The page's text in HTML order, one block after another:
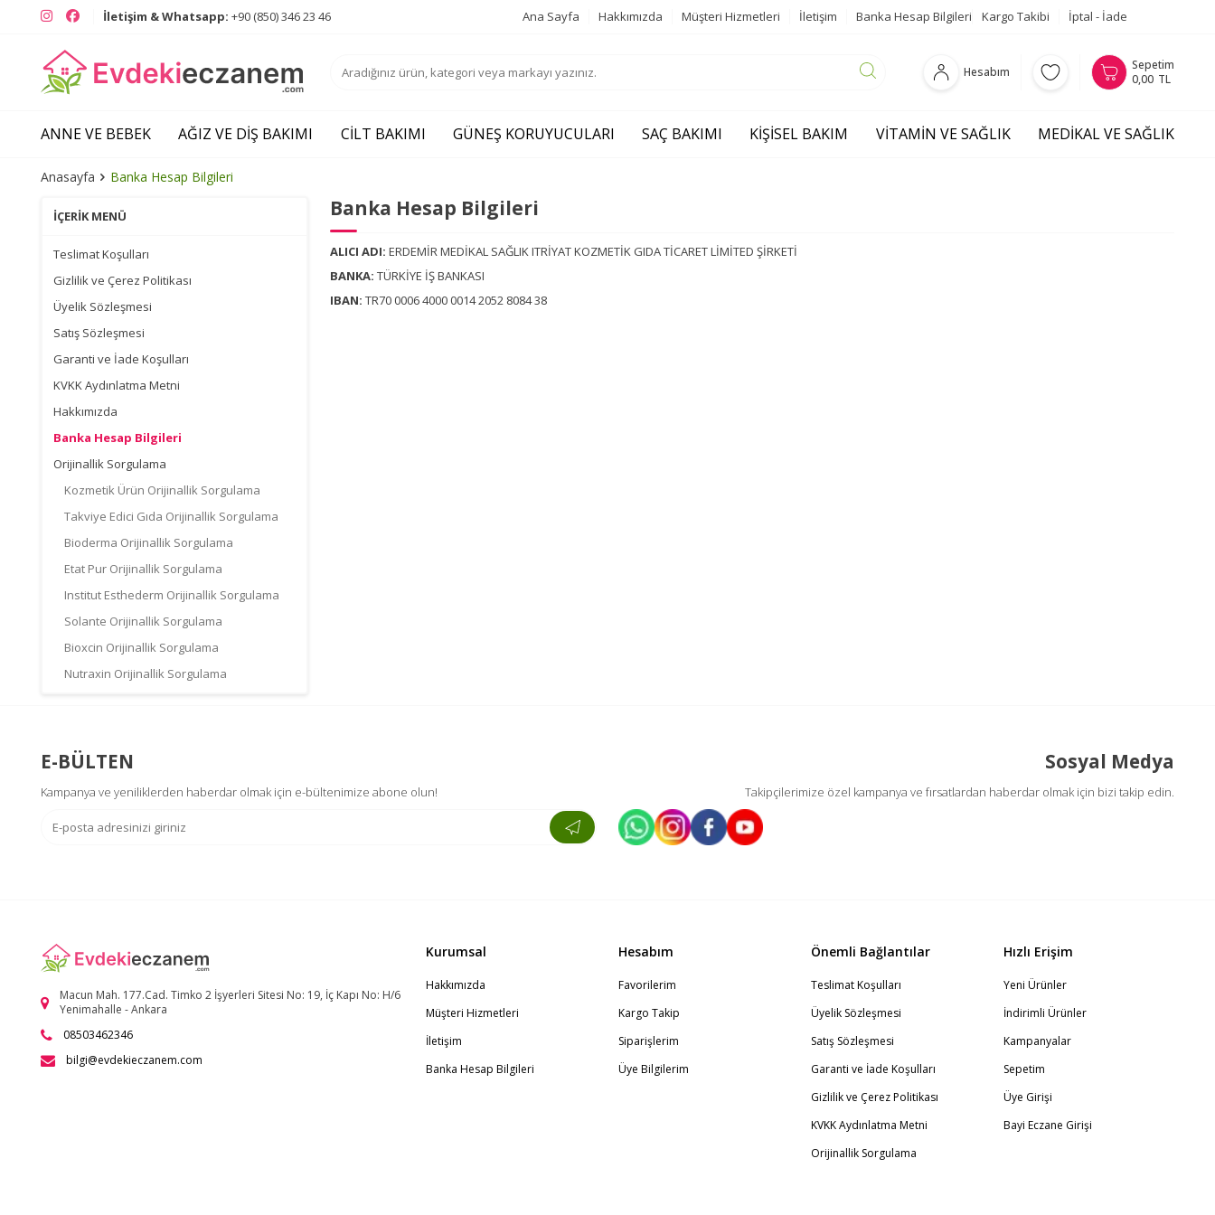
InstagramFacebookİletişim & Whatsapp: +90 (850) 346 23 46 Ana Sayfa Hakkımızda Müşteri Hizmetleri İletişim Banka Hesap Bilgileri Kargo Takibi İptal - İade
Hesabım
Sepetim
0,00 TL
ANNE VE BEBEK AĞIZ VE DIŞ BAKIMI CILT BAKIMI GÜNEŞ KORUYUCULARI SAÇ BAKIMI KIŞISEL BAKIM VITAMIN VE SAĞLIK MEDIKAL VE SAĞLIK
Anasayfa Banka Hesap Bilgileri
İÇERIK MENÜ
Teslimat Koşulları
Gizlilik ve Çerez Politikası
Üyelik Sözleşmesi
Satış Sözleşmesi
Garanti ve İade Koşulları
KVKK Aydınlatma Metni
Hakkımızda
Banka Hesap Bilgileri
Orijinallik Sorgulama
Kozmetik Ürün Orijinallik Sorgulama
Takviye Edici Gıda Orijinallik Sorgulama
Bioderma Orijinallik Sorgulama
Etat Pur Orijinallik Sorgulama
Institut Esthederm Orijinallik Sorgulama
Solante Orijinallik Sorgulama
Bioxcin Orijinallik Sorgulama
Nutraxin Orijinallik Sorgulama
Banka Hesap Bilgileri
ALICI ADI: ERDEMİR MEDİKAL SAĞLIK ITRİYAT KOZMETİK GIDA TİCARET LİMİTED ŞİRKETİ
BANKA: TÜRKİYE İŞ BANKASI
IBAN: TR70 0006 4000 0014 2052 8084 38
E-BÜLTEN
Kampanya ve yeniliklerden haberdar olmak için e-bültenimize abone olun!
Sosyal Medya
Takipçilerimize özel kampanya ve fırsatlardan haberdar olmak için bizi takip edin.
Macun Mah. 177.Cad. Timko 2 İşyerleri Sitesi No: 19, İç Kapı No: H/6
Yenimahalle - Ankara
08503462346
bilgi@evdekieczanem.com
Kurumsal
Hakkımızda
Müşteri Hizmetleri
İletişim
Banka Hesap Bilgileri
Hesabım
Favorilerim
Kargo Takip
Siparişlerim
Üye Bilgilerim
Önemli Bağlantılar
Teslimat Koşulları
Üyelik Sözleşmesi
Satış Sözleşmesi
Garanti ve İade Koşulları
Gizlilik ve Çerez Politikası
KVKK Aydınlatma Metni
Orijinallik Sorgulama
Hızlı Erişim
Yeni Ürünler
İndirimli Ürünler
Kampanyalar
Sepetim
Üye Girişi
Bayi Eczane Girişi